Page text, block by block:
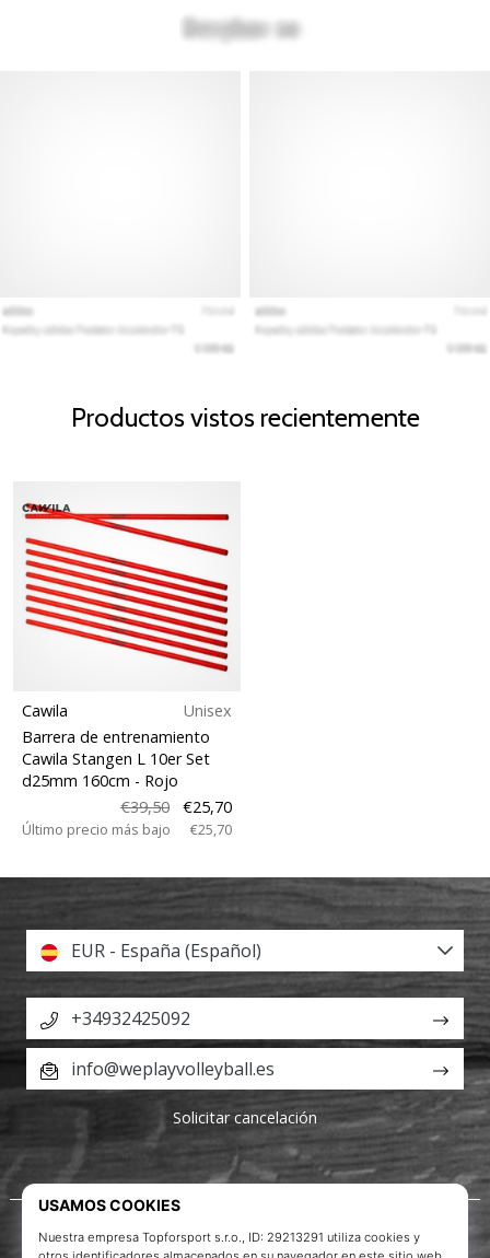
Productos vistos recientemente
Cawila
Unisex
Barrera de entrenamiento
Cawila Stangen L 10er Set
d25mm 160cm - Rojo
€39,50
€25,70
Último precio más bajo €25,70
Acerca de nosotros
EUR - España (Español)
+34932425092
info@weplayvolleyball.es
Solicitar cancelación